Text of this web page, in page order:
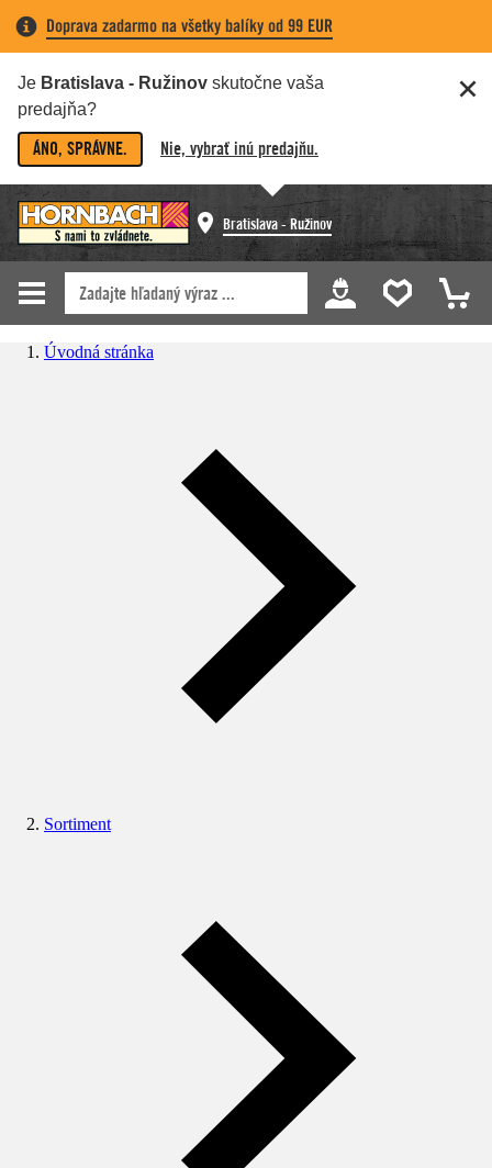
Doprava zadarmo na všetky balíky od 99 EUR
Je Bratislava - Ružinov skutočne vaša
predajňa?
ÁNO, SPRÁVNE. Nie, vybrať inú predajňu.
Bratislava - Ružinov
Úvodná stránka
Sortiment